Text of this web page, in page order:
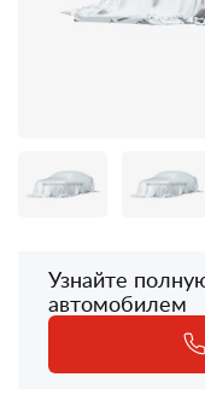
Узнайте
автомобилем